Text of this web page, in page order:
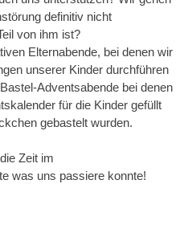
definitiv nicht
von ihm ist?
Elternabende, bei denen wir
unserer Kinder durchführen
Adventsabende bei denen
für die Kinder gefüllt
gebastelt wurden.
Zeit im
was uns passiere konnte!